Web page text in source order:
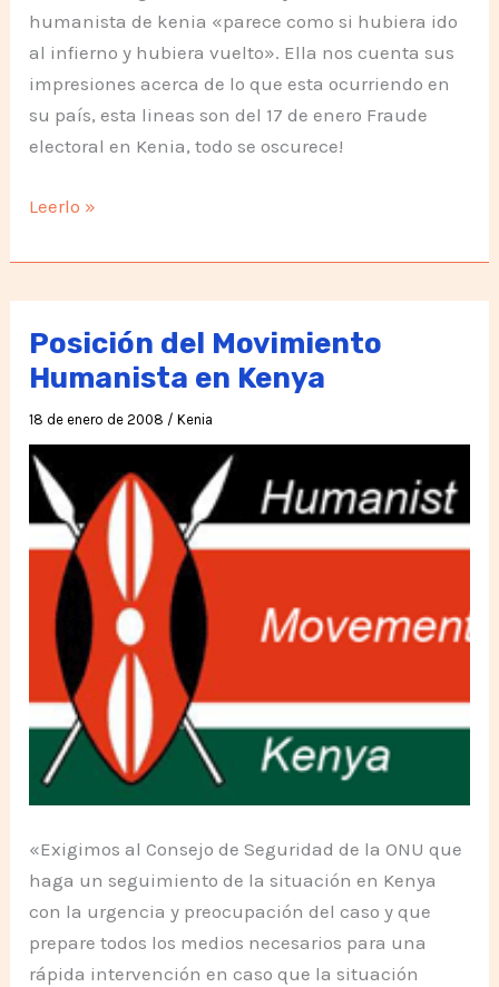
humanista de kenia «parece como si hubiera ido
al infierno y hubiera vuelto». Ella nos cuenta sus
impresiones acerca de lo que esta ocurriendo en
su país, esta lineas son del 17 de enero Fraude
electoral en Kenia, todo se oscurece!
«Owize
te
apures
en
regresar
a
Kenia»
Leerlo »
Posición del Movimiento
Humanista en Kenya
18 de enero de 2008 /Kenia
«Exigimos al Consejo de Seguridad de la ONU que
haga un seguimiento de la situación en Kenya
con la urgencia y preocupación del caso y que
prepare todos los medios necesarios para una
rápida intervención en caso que la situación